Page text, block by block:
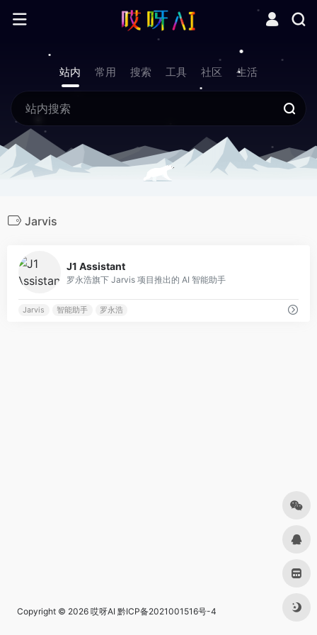
站内 常用 搜索 工具 社区 生活
Jarvis
J1 Assistant
罗永浩旗下 Jarvis 项目推出的 AI 智能助手
Jarvis 智能助手 罗永浩
Copyright © 2026 哎呀AI 黔ICP备2021001516号-4